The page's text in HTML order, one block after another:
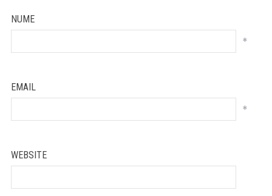
NUME
*
EMAIL
*
WEBSITE